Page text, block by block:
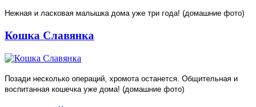
Нежная и ласковая малышка дома уже три года! (домашние фото)
Кошка Славянка
Позади несколько операций, хромота останется. Общительная и
воспитанная кошечка уже дома! (домашние фото)